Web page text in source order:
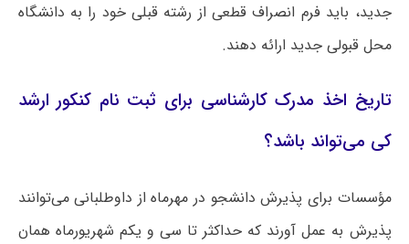
جدید، باید فرم انصراف قطعی از رشته قبلی خود را به دانشگاه
محل قبولی جدید ارائه دهند.
تاریخ اخذ مدرک کارشناسی برای ثبت نام کنکور ارشد
کی می‌تواند باشد؟
مؤسسات برای پذیرش دانشجو در مهرماه از داوطلبانی می‌توانند
پذیرش به عمل آورند که حداکثر تا سی و یکم شهریورماه همان